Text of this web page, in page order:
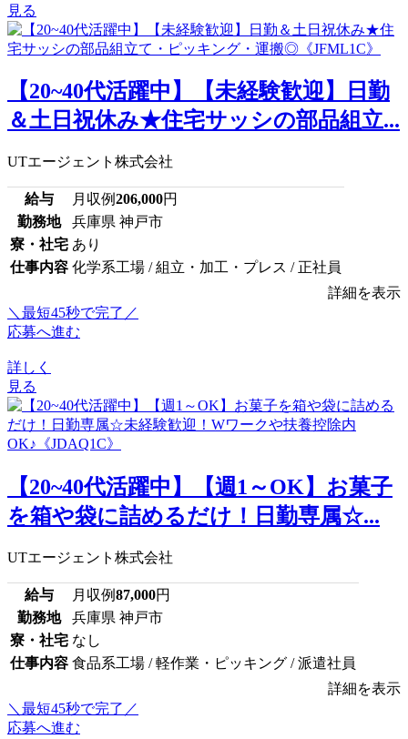
見る
【20~40代活躍中】【未経験歓迎】日勤
＆土日祝休み★住宅サッシの部品組立...
UTエージェント株式会社
給与 月収例206,000円
勤務地
兵庫県 神戸市
寮・社宅 あり
仕事内容 化学系工場 / 組立・加工・プレス / 正社員
詳細を表示
＼最短45秒で完了／
応募へ進む
詳しく
見る
【20~40代活躍中】【週1～OK】お菓子
を箱や袋に詰めるだけ！日勤専属☆...
UTエージェント株式会社
給与 月収例87,000円
勤務地
兵庫県 神戸市
寮・社宅 なし
仕事内容 食品系工場 / 軽作業・ピッキング / 派遣社員
詳細を表示
＼最短45秒で完了／
応募へ進む